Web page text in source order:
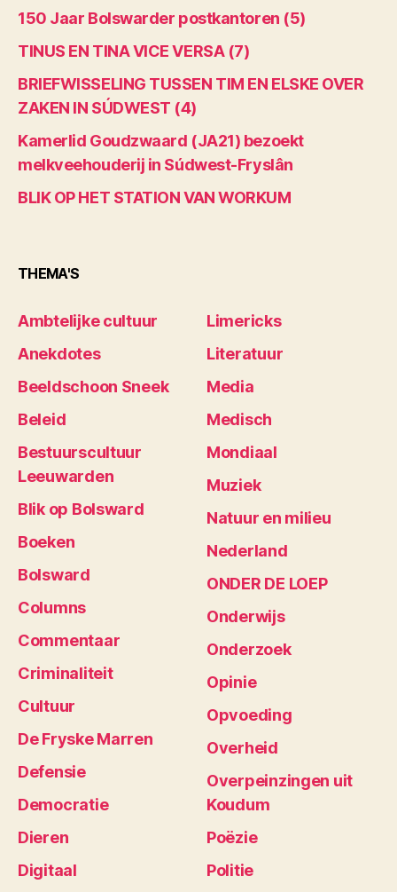
150 Jaar Bolswarder postkantoren (5)
TINUS EN TINA VICE VERSA (7)
BRIEFWISSELING TUSSEN TIM EN ELSKE OVER
ZAKEN IN SÚDWEST (4)
Kamerlid Goudzwaard (JA21) bezoekt
melkveehouderij in Súdwest-Fryslân
BLIK OP HET STATION VAN WORKUM
THEMA'S
Ambtelijke cultuur
Anekdotes
Beeldschoon Sneek
Beleid
Bestuurscultuur
Leeuwarden
Blik op Bolsward
Boeken
Bolsward
Columns
Commentaar
Criminaliteit
Cultuur
De Fryske Marren
Defensie
Democratie
Dieren
Digitaal
Limericks
Literatuur
Media
Medisch
Mondiaal
Muziek
Natuur en milieu
Nederland
ONDER DE LOEP
Onderwijs
Onderzoek
Opinie
Opvoeding
Overheid
Overpeinzingen uit
Koudum
Poëzie
Politie